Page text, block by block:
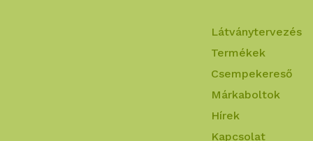
Látványtervezés
Termékek
Csempekereső
Márkaboltok
Hírek
Kapcsolat